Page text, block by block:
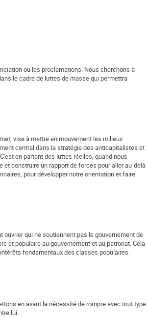
ou les proclamations. Nous cherchons à
le cadre de luttes de masse qui permettra
vise à mettre en mouvement les milieux
central dans la stratégie des anticapitalistes et
en partant des luttes réelles, quand nous
construire un rapport de forces pour aller au-delà
pour développer notre orientation et faire
qui ne soutiennent pas le gouvernement de
et populaire au gouvernement et au patronat. Cela
fondamentaux des classes populaires.
en avant la nécessité de rompre avec tout type
lui.